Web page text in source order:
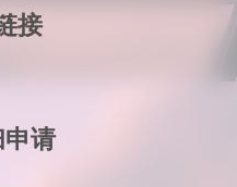
接
请